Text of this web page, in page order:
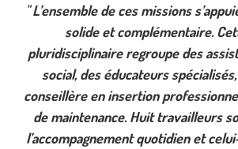
" L’ensemble de ces missions
solide et complémentaire.
pluridisciplinaire regroupe des
social, des éducateurs spécialisés,
conseillère en insertion
de maintenance. Huit travailleurs
l’accompagnement quotidien et